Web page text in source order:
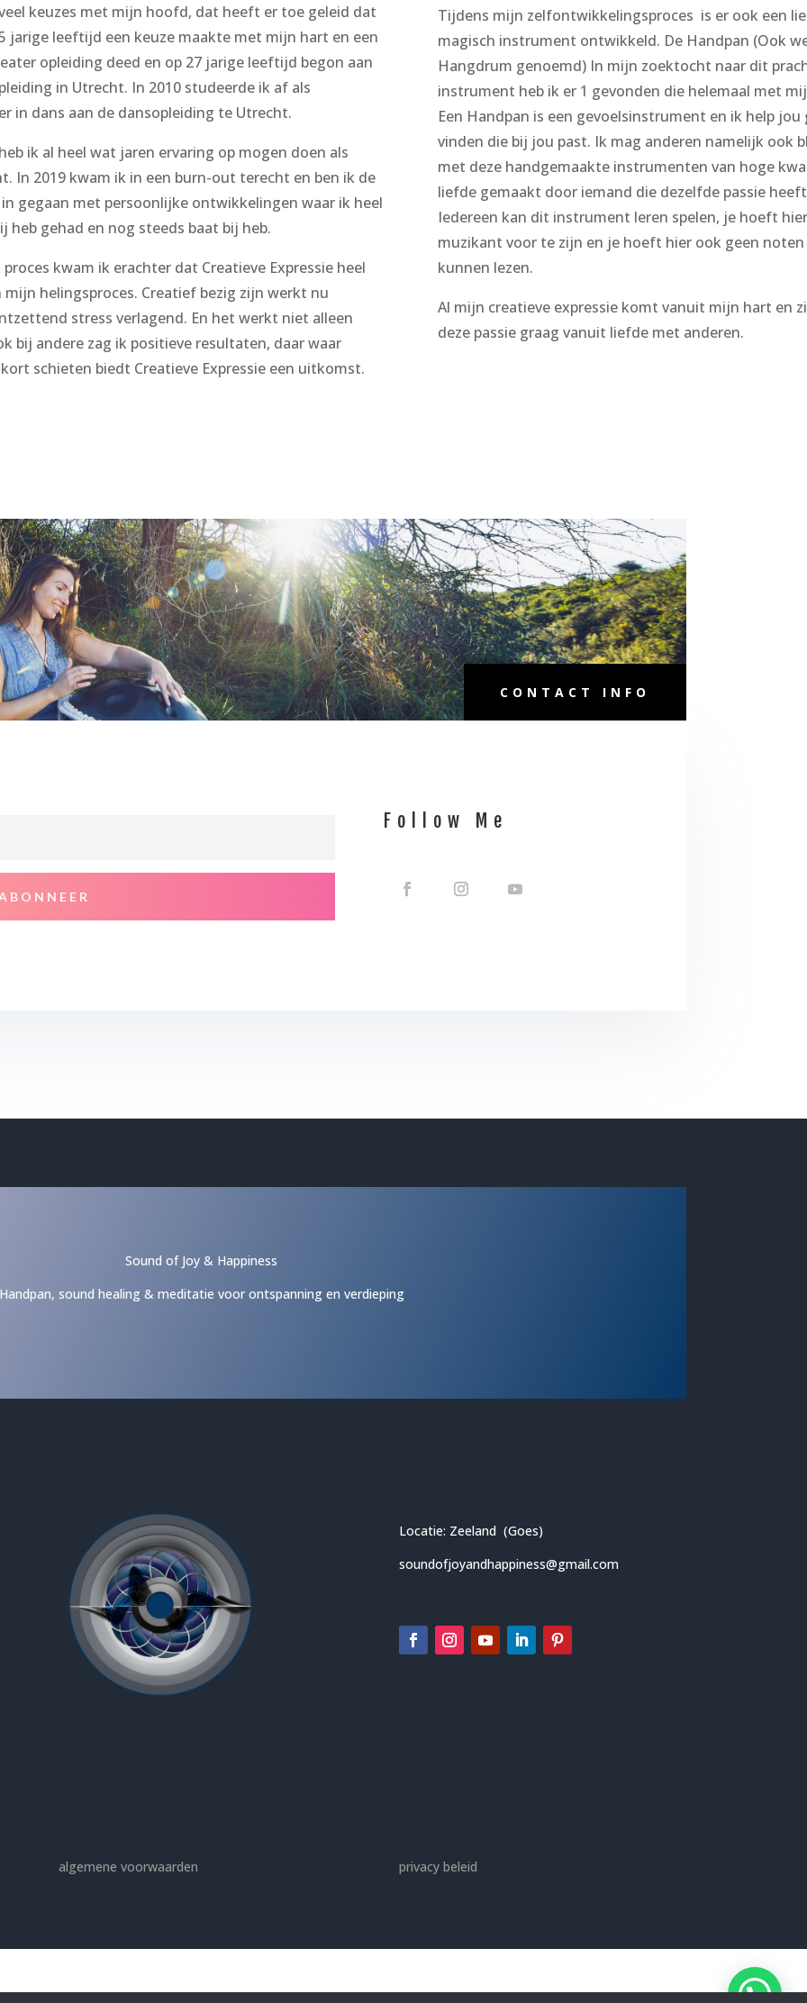
keuzes met mijn hoofd, dat heeft er toe geleid dat
jarige leeftijd een keuze maakte met mijn hart en een
opleiding deed en op 27 jarige leeftijd begon aan
in Utrecht. In 2010 studeerde ik af als
in dans aan de dansopleiding te Utrecht.
ik al heel wat jaren ervaring op mogen doen als
In 2019 kwam ik in een burn-out terecht en ben ik de
gegaan met persoonlijke ontwikkelingen waar ik heel
heb gehad en nog steeds baat bij heb.
kwam ik erachter dat Creatieve Expressie heel
mijn helingsproces. Creatief bezig zijn werkt nu
stress verlagend. En het werkt niet alleen
bij andere zag ik positieve resultaten, daar waar
schieten biedt Creatieve Expressie een uitkomst.
Tijdens mijn zelfontwikkelingsproces is er ook een
magisch instrument ontwikkeld. De Handpan (Ook
Hangdrum genoemd) In mijn zoektocht naar dit
instrument heb ik er 1 gevonden die helemaal met
Een Handpan is een gevoelsinstrument en ik help jou
vinden die bij jou past. Ik mag anderen namelijk ook
met deze handgemaakte instrumenten van hoge
liefde gemaakt door iemand die dezelfde passie
Iedereen kan dit instrument leren spelen, je hoeft
muzikant voor te zijn en je hoeft hier ook geen
kunnen lezen.
Al mijn creatieve expressie komt vanuit mijn hart en
deze passie graag vanuit liefde met anderen.
CONTACT INFO
Follow Me
Sound of Joy & Happiness
sound healing & meditatie voor ontspanning en verdieping
Locatie: Zeeland (Goes)
soundofjoyandhappiness@gmail.com
algemene voorwaarden privacy beleid